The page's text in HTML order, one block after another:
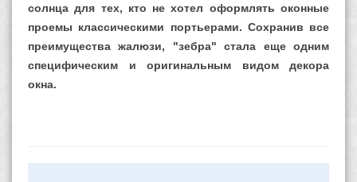
солнца для тех, кто не хотел оформлять оконные
проемы классическими портьерами. Сохранив все
преимущества жалюзи, "зебра" стала еще одним
специфическим и оригинальным видом декора
окна.